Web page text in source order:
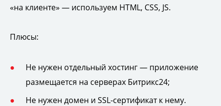
«на клиенте» — используем HTML, CSS, JS.
Плюсы:
Не нужен отдельный хостинг — приложение
размещается на серверах Битрикс24;
Не нужен домен и SSL-сертификат к нему.